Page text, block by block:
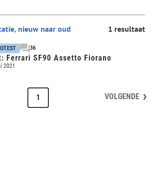
1 resultaat
36
Ferrari SF90 Assetto Fiorano
2021
VOLGENDE
1